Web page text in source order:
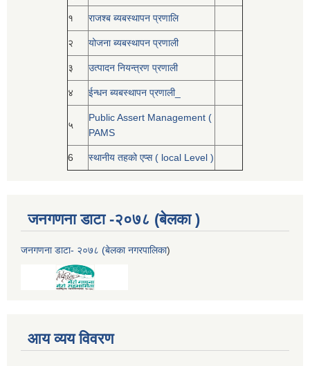
१ राजश्ब ब्यबस्थापन प्रणालि
२ योजना ब्यबस्थापन प्रणाली
३ उत्पादन नियन्त्रण प्रणाली
४ ईन्धन ब्यबस्थापन प्रणाली_
५
Public Assert Management (
PAMS
6 स्थानीय तहको एप्स ( local Level )
जनगणना डाटा -२०७८ (बेलका )
जनगणना डाटा- २०७८ (बेलका नगरपालिका)
आय व्यय विवरण